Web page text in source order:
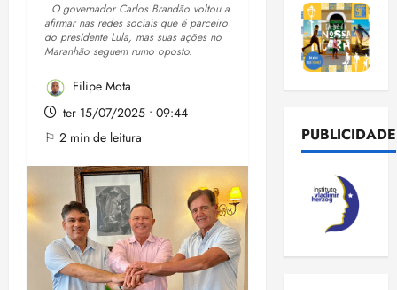
O governador Carlos Brandão voltou a
afirmar nas redes sociais que é parceiro
do presidente Lula, mas suas ações no
Maranhão seguem rumo oposto.
Filipe Mota
ter 15/07/2025 • 09:44
⚐ 2 min de leitura
PUBLICIDADE